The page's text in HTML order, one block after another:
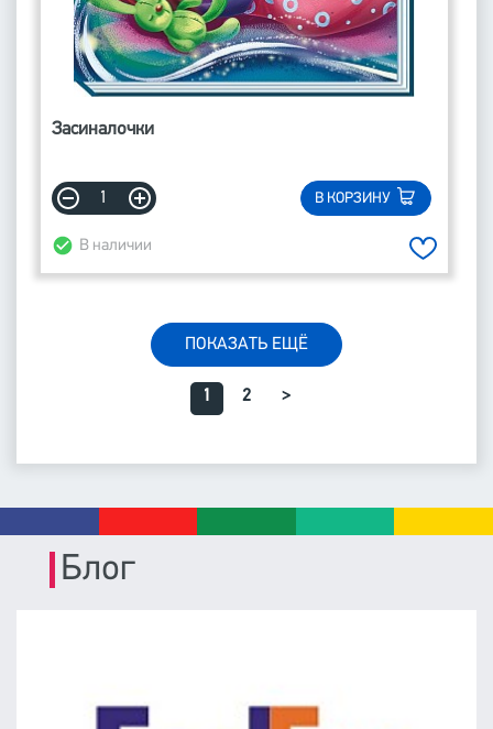
Засиналочки
В КОРЗИНУ
В наличии
ПОКАЗАТЬ ЕЩЁ
1 2 >
Блог